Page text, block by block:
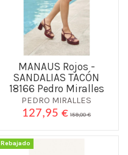
MANAUS Rojos -
SANDALIAS TACÓN
18166 Pedro Miralles
PEDRO MIRALLES
127,95 € 159,00 €
Rebajado